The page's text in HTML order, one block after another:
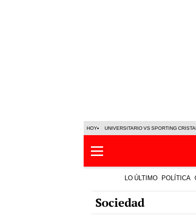
HOY UNIVERSITARIO VS SPORTING CRISTAL
LO ÚLTIMO POLÍTICA
Sociedad